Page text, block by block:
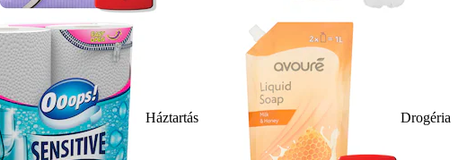
Háztartás Drogéria